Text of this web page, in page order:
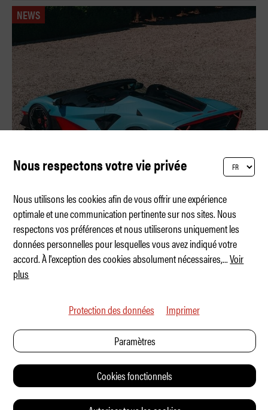
NEWS
Lamborghini Fenomeno Roadster
Nous respectons votre vie privée
Nous utilisons les cookies afin de vous offrir une expérience
optimale et une communication pertinente sur nos sites. Nous
respectons vos préférences et nous utiliserons uniquement les
données personnelles pour lesquelles vous avez indiqué votre
accord. À l'exception des cookies absolument nécessaires,...Voir
plus
Protection des données Imprimer
Paramètres
Cookies fonctionnels